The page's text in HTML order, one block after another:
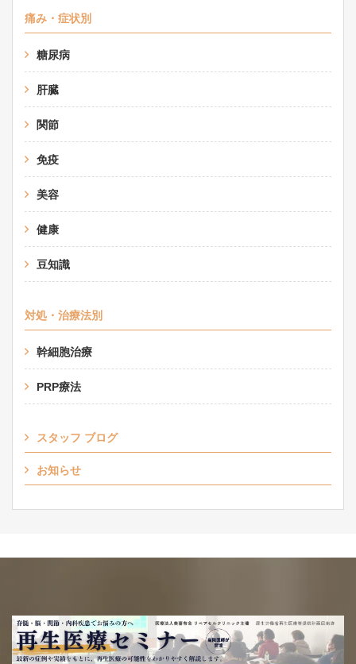
痛み・症状別
糖尿病
肝臓
関節
免疫
美容
健康
豆知識
対処・治療法別
幹細胞治療
PRP療法
スタッフ ブログ
お知らせ